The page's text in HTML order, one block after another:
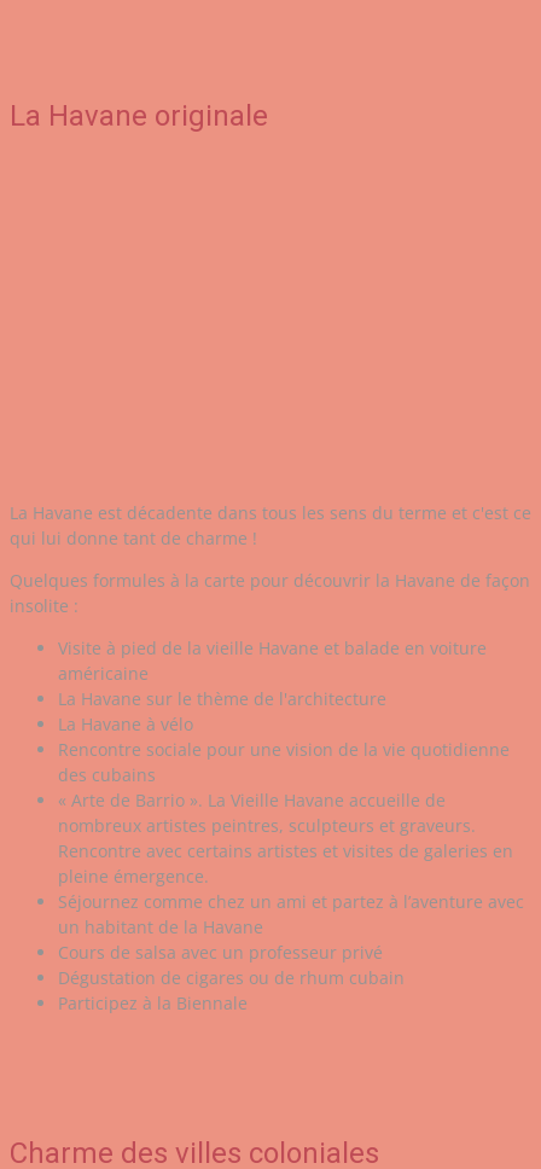
La Havane originale
La Havane est décadente dans tous les sens du terme et c'est ce
qui lui donne tant de charme !
Quelques formules à la carte pour découvrir la Havane de façon
insolite :
Visite à pied de la vieille Havane et balade en voiture
américaine
La Havane sur le thème de l'architecture
La Havane à vélo
Rencontre sociale pour une vision de la vie quotidienne
des cubains
« Arte de Barrio ». La Vieille Havane accueille de
nombreux artistes peintres, sculpteurs et graveurs.
Rencontre avec certains artistes et visites de galeries en
pleine émergence.
Séjournez comme chez un ami et partez à l’aventure avec
un habitant de la Havane
Cours de salsa avec un professeur privé
Dégustation de cigares ou de rhum cubain
Participez à la Biennale
Charme des villes coloniales